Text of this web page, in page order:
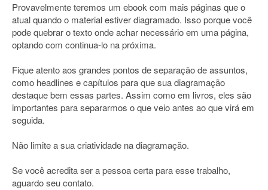
Provavelmente teremos um ebook com mais páginas que o
atual quando o material estiver diagramado. Isso porque você
pode quebrar o texto onde achar necessário em uma página,
optando com continua-lo na próxima.
Fique atento aos grandes pontos de separação de assuntos,
como headlines e capítulos para que sua diagramação
destaque bem essas partes. Assim como em livros, eles são
importantes para separarmos o que veio antes ao que virá em
seguida.
Não limite a sua criatividade na diagramação.
Se você acredita ser a pessoa certa para esse trabalho,
aguardo seu contato.